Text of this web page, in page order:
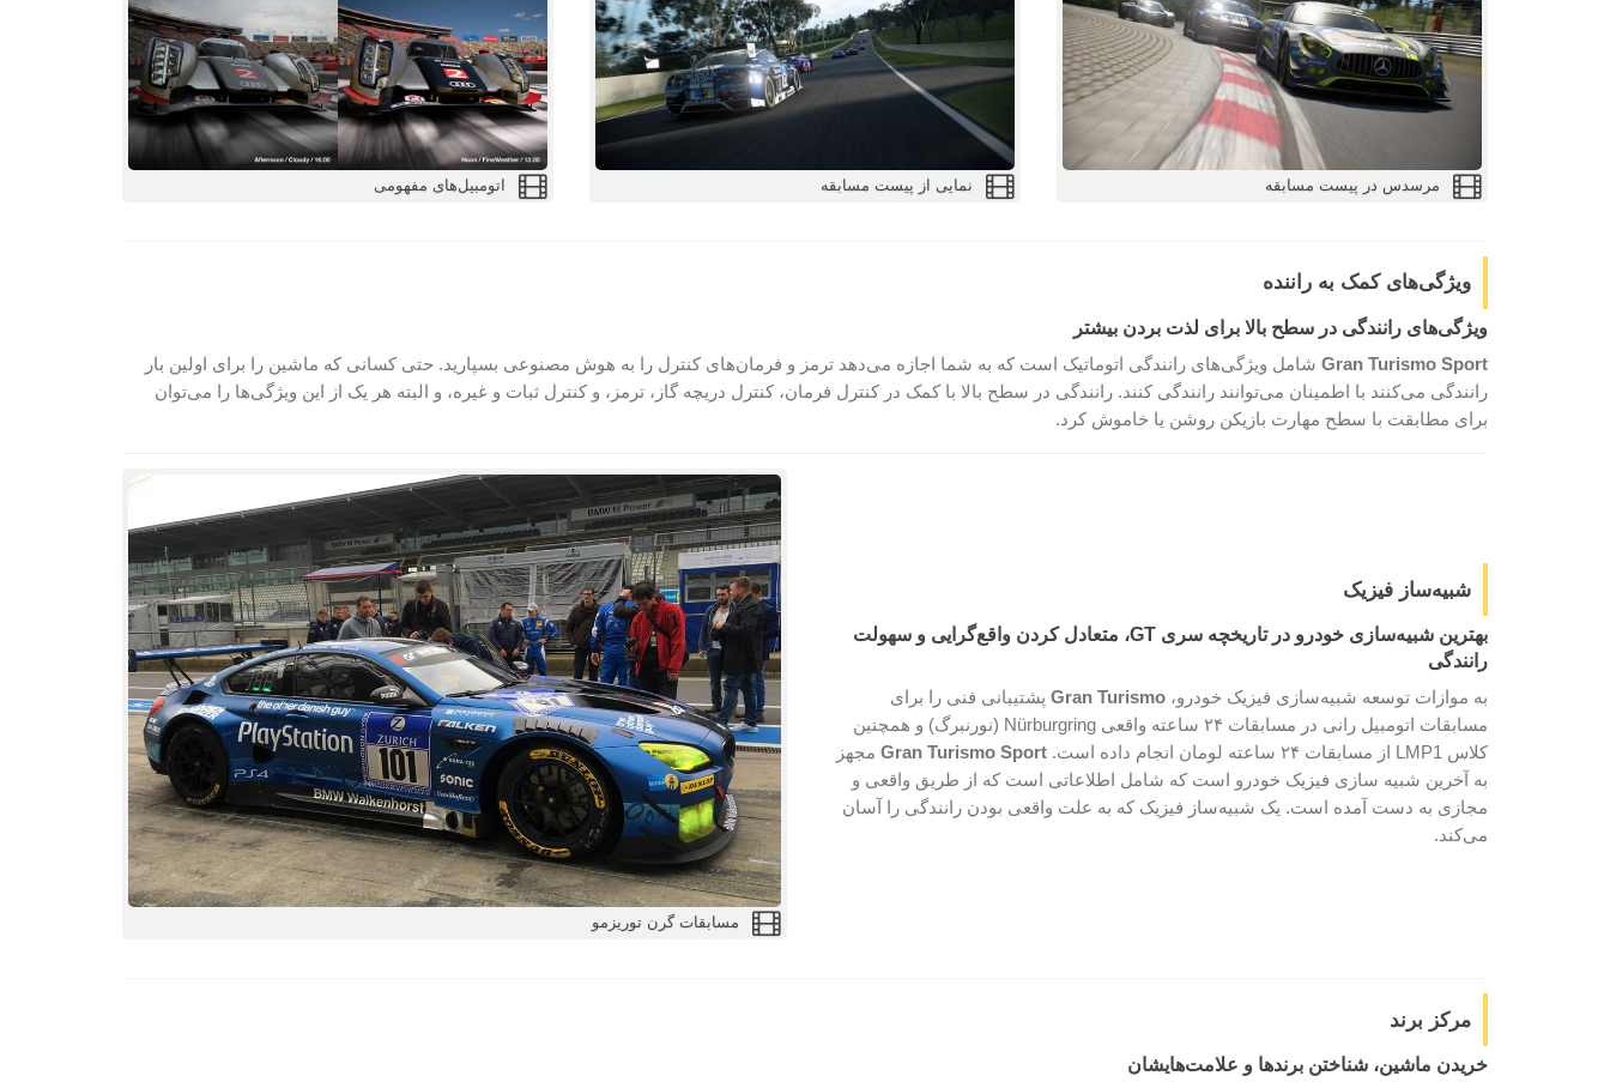
مرسدس در پیست مسابقه نمایی از پیست مسابقه اتومبیل‌های مفهومی
ویژگی‌های کمک به راننده
ویژگی‌های رانندگی در سطح بالا برای لذت بردن بیشتر
Gran Turismo Sport شامل ویژگی‌های رانندگی اتوماتیک است که به شما اجازه می‌دهد ترمز و فرمان‌های کنترل را به هوش مصنوعی بسپارید. حتی کسانی که ماشین را برای اولین بار
رانندگی می‌کنند با اطمینان می‌توانند رانندگی کنند. رانندگی در سطح بالا با کمک در کنترل فرمان، کنترل دریچه گاز، ترمز، و کنترل ثبات و غیره، و البته هر یک از این‌ ویژگی‌ها را می‌توان
برای مطابقت با سطح مهارت بازیکن روشن یا خاموش کرد.
شبیه‌ساز فیزیک
بهترین شبیه‌سازی خودرو در تاریخچه سری GT، متعادل کردن واقع‌گرایی و سهولت
رانندگی
به موازات توسعه شبیه‌سازی فیزیک خودرو، Gran Turismo پشتیبانی فنی را برای
مسابقات اتومبیل رانی در مسابقات ۲۴ ساعته واقعی Nürburgring (نورنبرگ) و همچنین
کلاس LMP1 از مسابقات ۲۴ ساعته لومان انجام داده است.
Gran Turismo Sport مجهز
به آخرین شبیه سازی فیزیک خودرو است که شامل اطلاعاتی است که از طریق واقعی و
مجازی به دست آمده است. یک شبیه‌ساز فیزیک که به علت واقعی بودن رانندگی را آسان
می‌کند.
مسابقات گرن توریزمو
مرکز برند
خریدن ماشین، شناختن برندها و علامت‌هایشان